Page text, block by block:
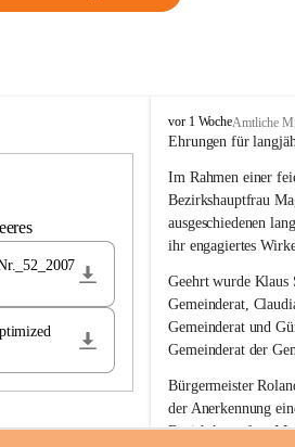
B
u
h
-
S
t
M
a
g
d
a
l
e
n
a
vor 1 WocheAmtliche
Ehrungen für
Im Rahmen einer
Bezirkshauptfrau
ausgeschiedenen
ihr engagiertes
Geehrt wurde Klaus
Gemeinderat,
Gemeinderat und
Gemeinderat der
Bürgermeister
der Anerkennung
Bezirkshauptfrau